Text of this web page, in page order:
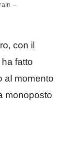
–
con il
fatto
al momento
monoposto